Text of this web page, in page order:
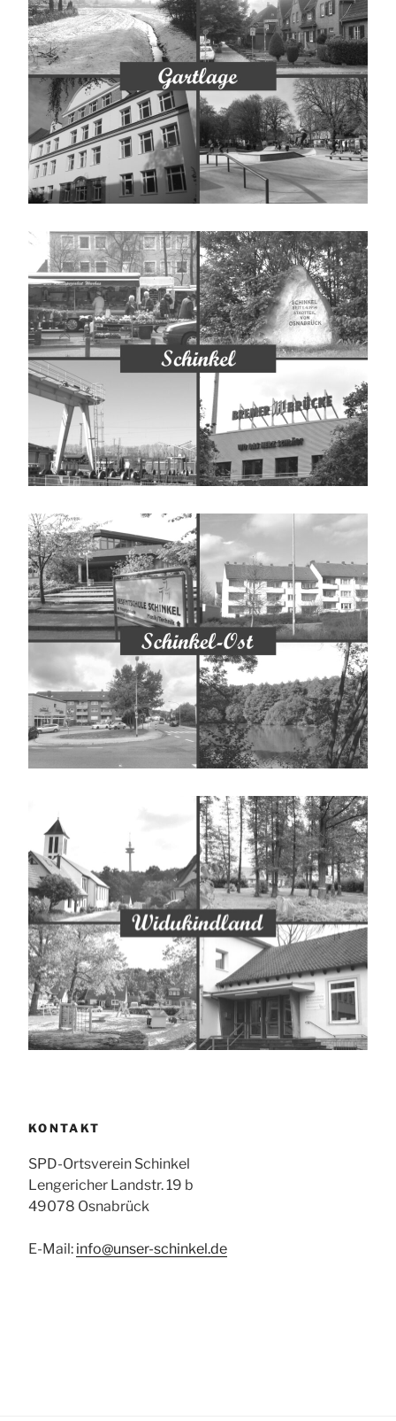
KONTAKT
SPD-Ortsverein Schinkel
Lengericher Landstr. 19 b
49078 Osnabrück
E-Mail: info@unser-schinkel.de